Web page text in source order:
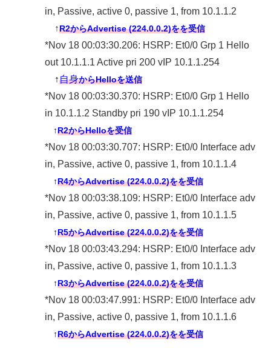
in, Passive, active 0, passive 1, from 10.1.1.2
↑R2からAdvertise (224.0.0.2)をを受信
*Nov 18 00:03:30.206: HSRP: Et0/0 Grp 1 Hello
out 10.1.1.1 Active pri 200 vIP 10.1.1.254
↑自身からHelloを送信
*Nov 18 00:03:30.370: HSRP: Et0/0 Grp 1 Hello
in 10.1.1.2 Standby pri 190 vIP 10.1.1.254
↑R2からHelloを受信
*Nov 18 00:03:30.707: HSRP: Et0/0 Interface adv
in, Passive, active 0, passive 1, from 10.1.1.4
↑R4からAdvertise (224.0.0.2)をを受信
*Nov 18 00:03:38.109: HSRP: Et0/0 Interface adv
in, Passive, active 0, passive 1, from 10.1.1.5
↑R5からAdvertise (224.0.0.2)をを受信
*Nov 18 00:03:43.294: HSRP: Et0/0 Interface adv
in, Passive, active 0, passive 1, from 10.1.1.3
↑R3からAdvertise (224.0.0.2)をを受信
*Nov 18 00:03:47.991: HSRP: Et0/0 Interface adv
in, Passive, active 0, passive 1, from 10.1.1.6
↑R6からAdvertise (224.0.0.2)をを受信